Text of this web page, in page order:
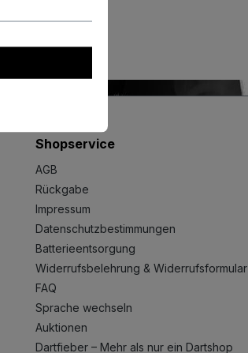
Shopservice
AGB
Rückgabe
Impressum
Datenschutzbestimmungen
Batterieentsorgung
Widerrufsbelehrung & Widerrufsformular
FAQ
Sprache wechseln
Auktionen
Dartfieber – Mehr als nur ein Dartshop